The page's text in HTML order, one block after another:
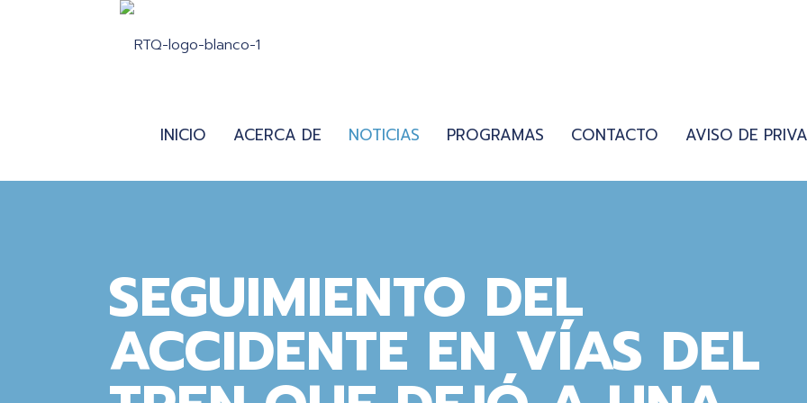
INICIO ACERCA DE NOTICIAS PROGRAMAS CONTACTO AVISO DE
SEGUIMIENTO DEL
ACCIDENTE EN VÍAS DEL